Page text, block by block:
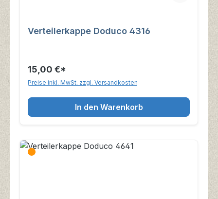
Verteilerkappe Doduco 4316
15,00 €*
Preise inkl. MwSt. zzgl. Versandkosten
In den Warenkorb